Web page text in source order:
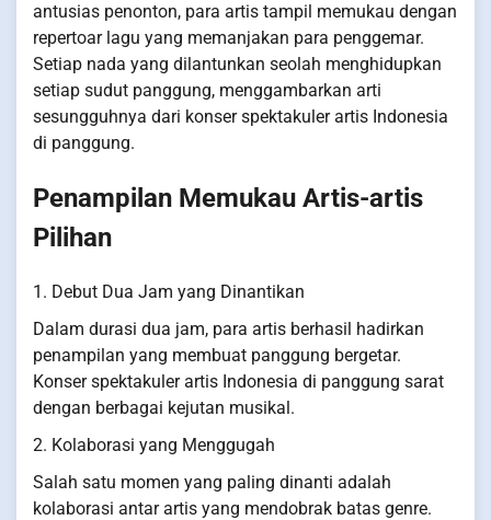
antusias penonton, para artis tampil memukau dengan
repertoar lagu yang memanjakan para penggemar.
Setiap nada yang dilantunkan seolah menghidupkan
setiap sudut panggung, menggambarkan arti
sesungguhnya dari konser spektakuler artis Indonesia
di panggung.
Penampilan Memukau Artis-artis
Pilihan
1. Debut Dua Jam yang Dinantikan
Dalam durasi dua jam, para artis berhasil hadirkan
penampilan yang membuat panggung bergetar.
Konser spektakuler artis Indonesia di panggung sarat
dengan berbagai kejutan musikal.
2. Kolaborasi yang Menggugah
Salah satu momen yang paling dinanti adalah
kolaborasi antar artis yang mendobrak batas genre.